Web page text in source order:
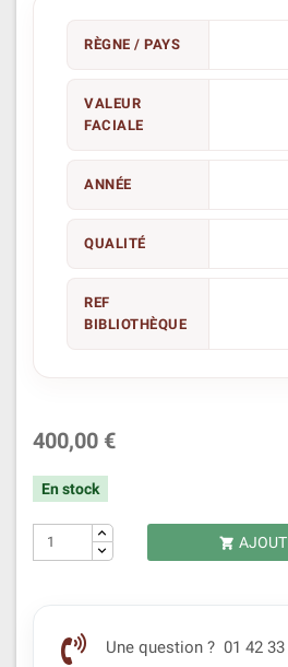
RÈGNE / PAYS
VALEUR
FACIALE
ANNÉE
QUALITÉ
REF
BIBLIOTHÈQUE
400,00 €
En stock

Une question ? 01 42 33